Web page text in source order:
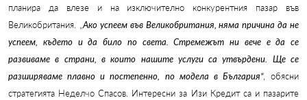
планира да влезе и на изключително конкурентния пазар във
Великобритания. „Ако успеем във Великобритания, няма причина да не
успеем, където и да било по света. Стремежът ни вече е да се
развиваме в страни, в които нашите услуги са утвърдени. Ще се
разширяваме плавно и постепенно, по модела в България”, обясни
стратегията Неделчо Спасов. Интересни за Изи Кредит са и пазарите